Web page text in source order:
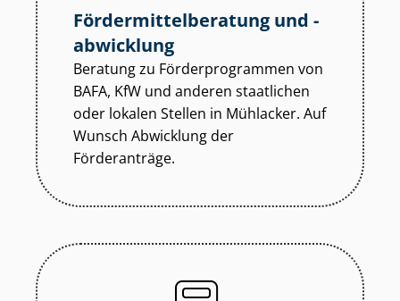
För­der­mit­tel­be­ra­tung und -
abwicklung
Beratung zu För­der­pro­gram­men von
BAFA, KfW und anderen staatlichen
oder lokalen Stellen in Mühlacker. Auf
Wunsch Abwicklung der
Förderanträge.